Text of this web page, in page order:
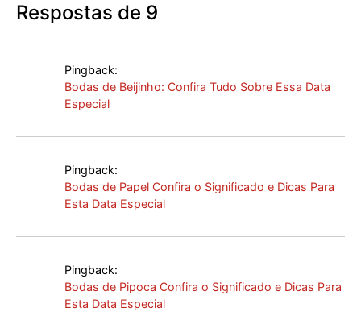
Respostas de 9
Pingback:
Bodas de Beijinho: Confira Tudo Sobre Essa Data
Especial
Pingback:
Bodas de Papel Confira o Significado e Dicas Para
Esta Data Especial
Pingback:
Bodas de Pipoca Confira o Significado e Dicas Para
Esta Data Especial